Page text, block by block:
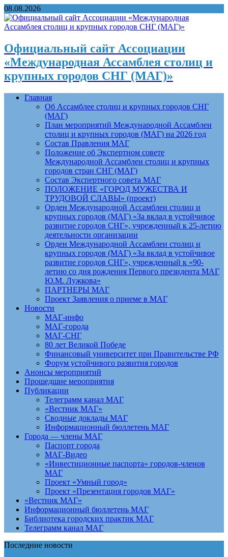
08.08.2026
Официальный сайт Ассоциации
«Международная Ассамблея столиц и
крупных городов СНГ (МАГ)»
Главная
Об Ассамблее столиц и крупных городов СНГ
(МАГ)
План мероприятий Международной Ассамблеи
столиц и крупных городов (МАГ) на 2026 год
Состав Правления МАГ
Положение об Экспертном совете
Международной Ассамблеи столиц и крупных
городов стран СНГ (МАГ)
Состав Экспертного совета МАГ
ПОЛОЖЕНИЕ «ГОРОД МУЖЕСТВА И
ТРУДОВОЙ СЛАВЫ» (проект)
Орден Международной Ассамблеи столиц и
крупных городов (МАГ) «За вклад в устойчивое
развитие городов СНГ», учрежденный к 25-летию
деятельности организации
Орден Международной Ассамблеи столиц и
крупных городов (МАГ) «За вклад в устойчивое
развитие городов СНГ», учрежденный к «90-
летию со дня рождения Первого президента МАГ
Ю.М. Лужкова»
ПАРТНЕРЫ МАГ
Проект Заявления о приеме в МАГ
Новости
МАГ-инфо
МАГ-города
МАГ-СНГ
80 лет Великой Победе
Финансовый университет при Правительстве РФ
Форум устойчивого развития городов
Анонсы мероприятий
Прошедшие мероприятия
Публикации
Телеграмм канал МАГ
«Вестник МАГ»
Сводные доклады МАГ
Информационный бюллетень МАГ
Города — члены МАГ
Паспорт города
МАГ-Видео
«Инвестиционные паспорта» городов-членов
МАГ
Проект «Умный город»
Проект «Презентация городов МАГ»
«Вестник МАГ»
Информационный бюллетень МАГ
Библиотека городских практик МАГ
Телеграмм канал МАГ
Последние новости